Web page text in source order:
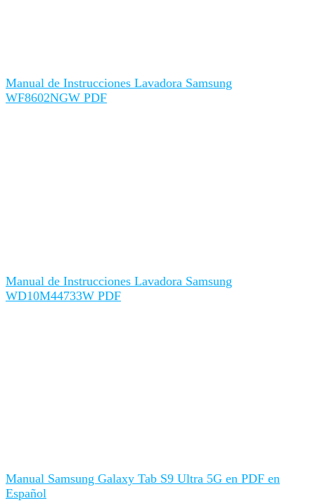
Manual de Instrucciones Lavadora Samsung
WF8602NGW PDF
Manual de Instrucciones Lavadora Samsung
WD10M44733W PDF
Manual Samsung Galaxy Tab S9 Ultra 5G en PDF en
Español